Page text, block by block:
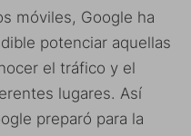
móviles, Google ha
potenciar aquellas
el tráfico y el
lugares. Así
preparó para la